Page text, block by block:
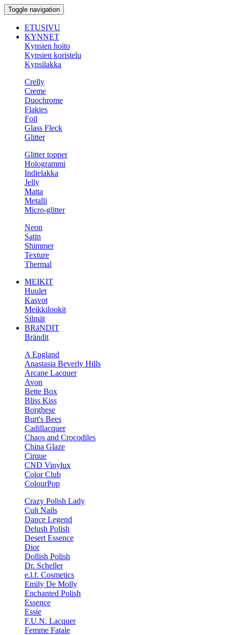
Toggle navigation
ETUSIVU
KYNNET
Kynsien hoito
Kynsien koristelu
Kynsilakka
Crelly
Creme
Duochrome
Flakies
Foil
Glass Fleck
Glitter
Glitter topper
Hologrammi
Indielakka
Jelly
Matta
Metalli
Micro-glitter
Neon
Satin
Shimmer
Texture
Thermal
MEIKIT
Huulet
Kasvot
Meikkilookit
Silmät
BRäNDIT
Brändit
A England
Anastasia Beverly Hills
Arcane Lacquer
Avon
Bette Box
Bliss Kiss
Borghese
Burt's Bees
Cadillacquer
Chaos and Crocodiles
China Glaze
Cirque
CND Vinylux
Color Club
ColourPop
Crazy Polish Lady
Cult Nails
Dance Legend
Delush Polish
Desert Essence
Dior
Dollish Polish
Dr. Scheller
e.l.f. Cosmetics
Emily De Molly
Enchanted Polish
Essence
Essie
F.U.N. Lacquer
Femme Fatale